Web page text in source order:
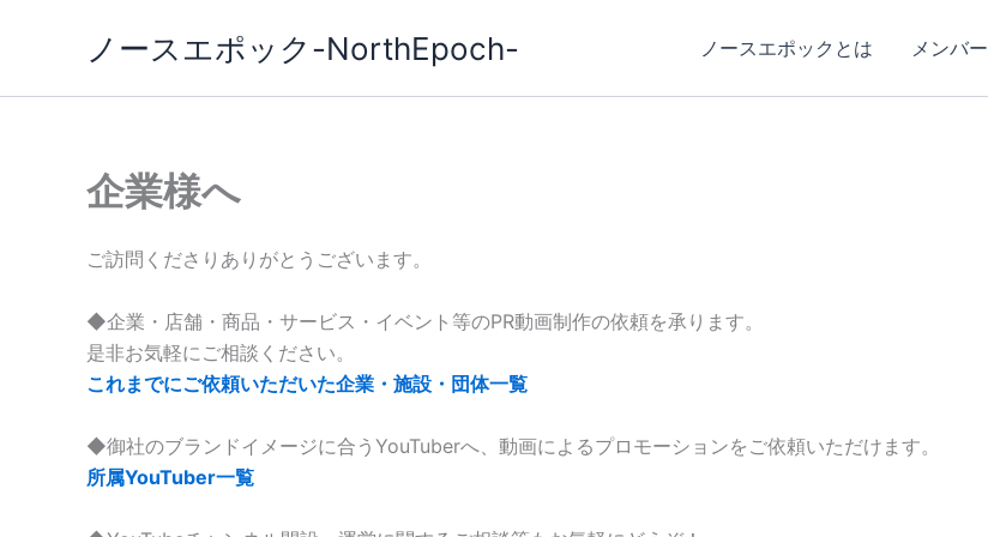
ノースエポック-NorthEpoch- ノースエポックとは メンバー
企業様へ
ご訪問くださりありがとうございます。
◆企業・店舗・商品・サービス・イベント等のPR動画制作の依頼を承ります。
是非お気軽にご相談ください。
これまでにご依頼いただいた企業・施設・団体一覧
◆御社のブランドイメージに合うYouTuberへ、動画によるプロモーションをご依頼いただけます。
所属YouTuber一覧